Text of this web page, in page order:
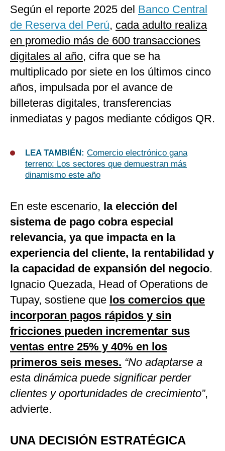
Según el reporte 2025 del Banco Central
de Reserva del Perú, cada adulto realiza
en promedio más de 600 transacciones
digitales al año, cifra que se ha
multiplicado por siete en los últimos cinco
años, impulsada por el avance de
billeteras digitales, transferencias
inmediatas y pagos mediante códigos QR.
LEA TAMBIÉN: Comercio electrónico gana
terreno: Los sectores que demuestran más
dinamismo este año
En este escenario, la elección del
sistema de pago cobra especial
relevancia, ya que impacta en la
experiencia del cliente, la rentabilidad y
la capacidad de expansión del negocio.
Ignacio Quezada, Head of Operations de
Tupay, sostiene que los comercios que
incorporan pagos rápidos y sin
fricciones pueden incrementar sus
ventas entre 25% y 40% en los
primeros seis meses. “No adaptarse a
esta dinámica puede significar perder
clientes y oportunidades de crecimiento”,
advierte.
UNA DECISIÓN ESTRATÉGICA